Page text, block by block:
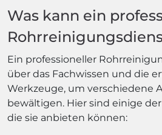
Was kann ein
Ein professioneller
über das Fachwissen und die
Werkzeuge, um verschiedene
bewältigen. Hier sind einige
die sie anbieten können: